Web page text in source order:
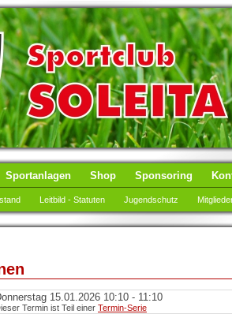
Sportanlagen Shop Sponsoring
Leitbild - Statuten Jugendschutz
15.01.2026 10:10 - 11:10
Termin ist Teil einer Termin-Serie